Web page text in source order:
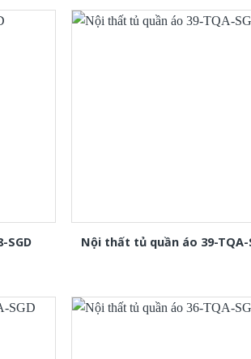
SGD Nội thất tủ quần áo 39-TQA-